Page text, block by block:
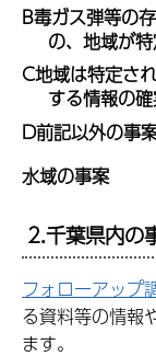
B毒ガス弾等の
の、地域が
C地域は特定さ
する情報の
D前記以外の事
水域の事案
2.千葉県内の
フォローアップ
る資料等の情報
ます。